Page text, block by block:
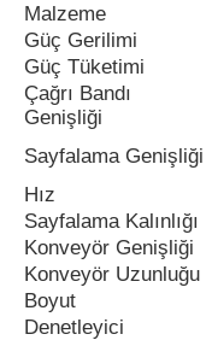
Ana sayfa
Malzeme
Güç Gerilimi
Güç Tüketimi
Çağrı Bandı
Genişliği
Sayfalama Genişliği
Hız
Sayfalama Kalınlığı
Konveyör Genişliği
Konveyör Uzunluğu
Boyut
Denetleyici